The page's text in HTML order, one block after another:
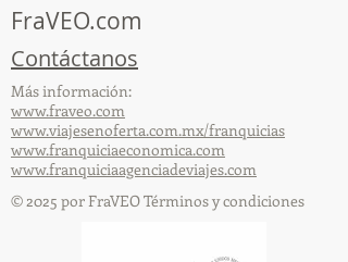
FraVEO.com
Contáctanos
Más información:
www.fraveo.com
www.viajesenoferta.com.mx/franquicias
www.franquiciaeconomica.com
www.franquiciaagenciadeviajes.com
© 2025 por FraVEO Términos y condiciones